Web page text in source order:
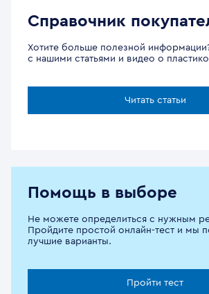
Справочник
Хотите больше полезной
с нашими статьями и видео о
Читать статьи
Помощь в выборе
Не можете определиться с нужным
Пройдите простой онлайн-тест и мы
лучшие варианты.
Пройти тест